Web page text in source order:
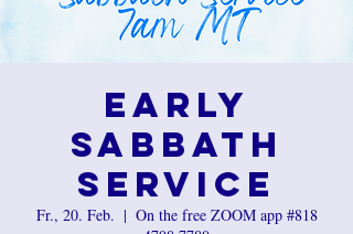
Early
Sabbath
Service
Fr., 20. Feb.
  |
On the free ZOOM app #818